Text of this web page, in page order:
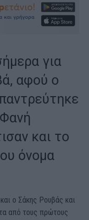
για
αφού ο
και το
όνομα
ο Σάκης Ρουβάς και
από τους πρώτους